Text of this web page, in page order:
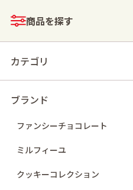
モールトップ 詳細検索
詳細検索
商品を探す
カテゴリ
ブランド
ファンシーチョコレート
ミルフィーユ
クッキーコレクション